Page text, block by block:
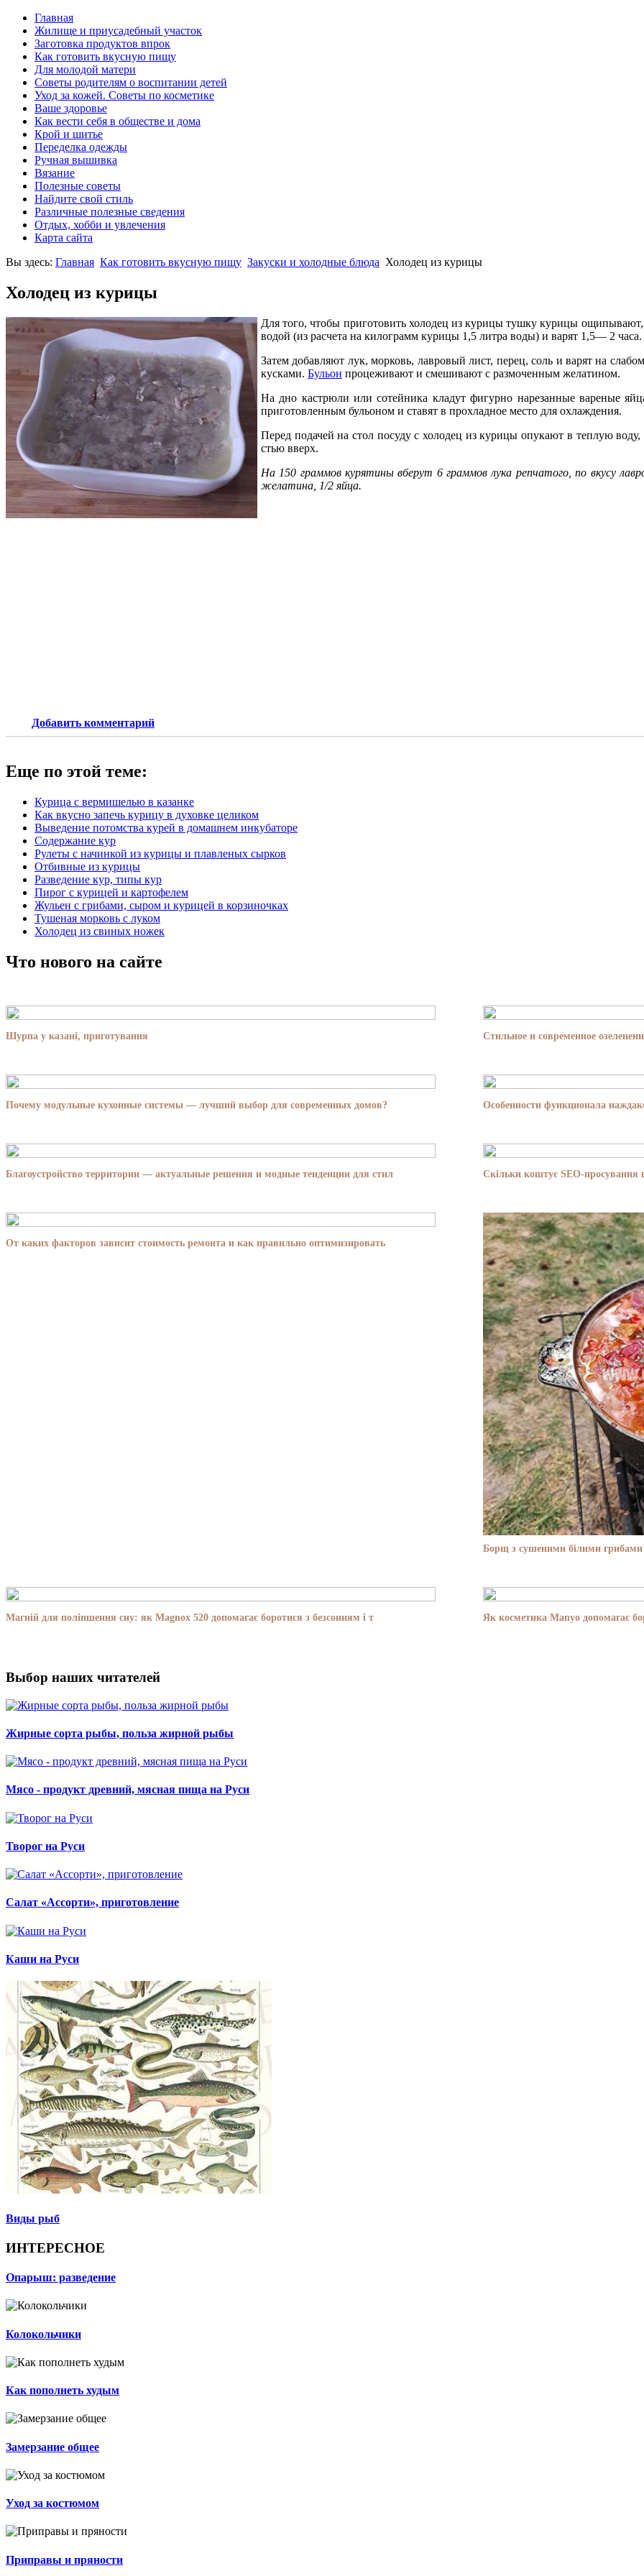
Главная
Жилище и приусадебный участок
Заготовка продуктов впрок
Как готовить вкусную пищу
Для молодой матери
Советы родителям о воспитании детей
Уход за кожей. Советы по косметике
Ваше здоровье
Как вести себя в обществе и дома
Крой и шитье
Переделка одежды
Ручная вышивка
Вязание
Полезные советы
Найдите свой стиль
Различные полезные сведения
Отдых, хобби и увлечения
Карта сайта
Вы здесь: Главная Как готовить вкусную пищу Закуски и холодные блюда Холодец из курицы
Холодец из курицы
Для того, чтобы приготовить холодец из курицы тушку курицы
водой (из расчета на кило­грамм курицы 1,5 литра воды) и варят 1,5— 2 часа.
Затем добавляют лук, морковь, лавровый лист, перец, соль и варят на
кусками. Бульон процеживают и смешивают с размоченным желатином.
На дно кастрюли или сотейника кладут фигурно нарезанные вареные
приготовленным бульоном и ставят в прохладное место для охлаждения.
Перед подачей на стол посуду с холодец из курицы опу­кают в теплую
стью вверх.
На 150 граммов курятины вберут 6 грам­мов лука репчатого, по вкусу
желатина, 1/2 яйца.
Добавить комментарий
Еще по этой теме:
Курица с вермишелью в казанке
Как вкусно запечь курицу в духовке целиком
Выведение потомства курей в домашнем инкубаторе
Содержание кур
Рулеты с начинкой из курицы и плавленых сырков
Отбивные из курицы
Разведение кур, типы кур
Пирог с курицей и картофелем
Жульен с грибами, сыром и курицей в корзиночках
Тушеная морковь с луком
Холодец из свиных ножек
Что нового на сайте
Шурпа у казані, приготування Стильное и современное
Почему модульные кухонные системы — лучший выбор для современных домов? Особенности функционала
Благоустройство территории — актуальные решения и модные тенденции для стил Скільки коштує SEO-просування
От каких факторов зависит стоимость ремонта и как правильно оптимизировать
Борщ з сушеними білими грибами
Магній для поліпшення сну: як Magnox 520 допомагає боротися з безсонням і т Як косметика Manyo допомагає
Выбор наших читателей
Жирные сорта рыбы, польза жирной рыбы
Мясо - продукт древний, мясная пища на Руси
Творог на Руси
Салат «Ассорти», приготовление
Каши на Руси
Виды рыб
ИНТЕРЕСНОЕ
Опарыш: разведение
Колокольчики
Как пополнеть худым
Замерзание общее
Уход за костюмом
Приправы и пряности